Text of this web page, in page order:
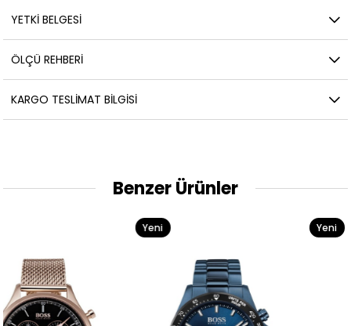
YETKİ BELGESİ
ÖLÇÜ REHBERI
KARGO TESLIMAT BILGISI
Benzer Ürünler